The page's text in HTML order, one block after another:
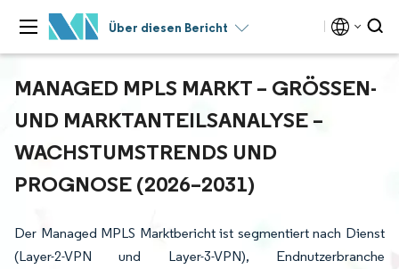
Über diesen Bericht
MANAGED MPLS MARKT – GRÖSSEN- U
ND MARKTANTEILSANALYSE – W
ACHSTUMSTRENDS UND P
ROGNOSE (2026–2031)
Der Managed MPLS Marktbericht ist segmentiert nach Dienst
(Layer-2-VPN und Layer-3-VPN), Endnutzerbranche